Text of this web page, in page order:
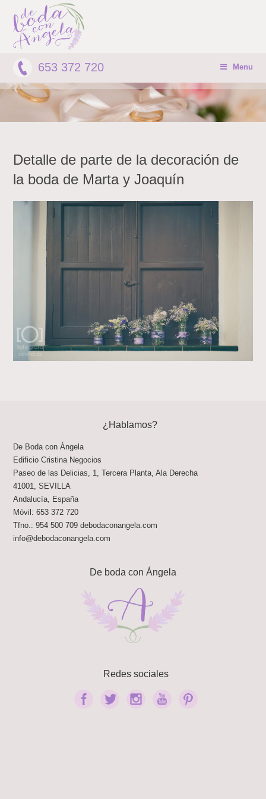
653 372 720 Menu
Detalle de parte de la decoración de
la boda de Marta y Joaquín
¿Hablamos?
De Boda con Ángela
Edificio Cristina Negocios
Paseo de las Delicias, 1, Tercera Planta, Ala Derecha
41001
,SEVILLA
Andalucía España
Móvil:653 372 720
Tfno.:954 500 709 debodaconangela.com
info@debodaconangela.com
De boda con Ángela
Redes sociales